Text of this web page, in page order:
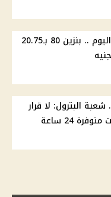
أسعار الوقود في مصر اليوم .. بنزين 80 بـ20.75
شعبة البترول: لا قرار
24 ساعة